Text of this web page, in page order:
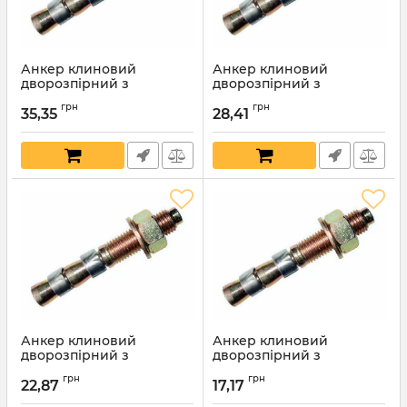
Анкер клиновий
дворозпірний з
шайбою 12х250мм
Артикул: 6206
35,35 грн
Анкер клиновий
дворозпірний з
шайбою 12х200мм
Артикул: 6205
28,41 грн
Анкер клиновий
дворозпірний з
шайбою 12х160мм
Артикул: 6204
22,87 грн
Анкер клиновий
дворозпірний з
шайбою 12х120мм
Артикул: 6203
17,17 грн